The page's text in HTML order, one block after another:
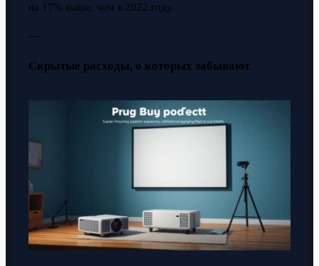
на 17% выше, чем в 2022 году.
---
Скрытые расходы, о которых забывают